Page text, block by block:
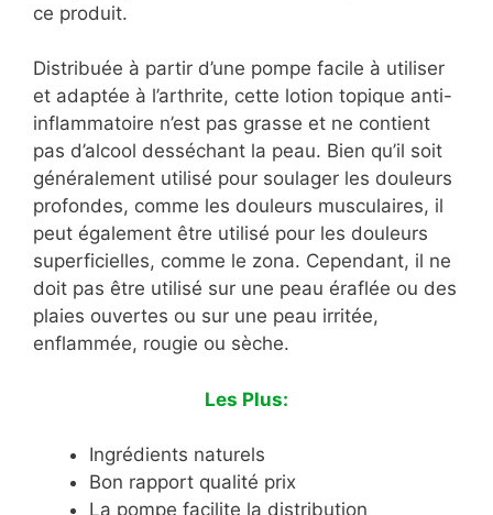
ce produit.
Distribuée à partir d’une pompe facile à utiliser
et adaptée à l’arthrite, cette lotion topique anti-
inflammatoire n’est pas grasse et ne contient
pas d’alcool desséchant la peau. Bien qu’il soit
généralement utilisé pour soulager les douleurs
profondes, comme les douleurs musculaires, il
peut également être utilisé pour les douleurs
superficielles, comme le zona. Cependant, il ne
doit pas être utilisé sur une peau éraflée ou des
plaies ouvertes ou sur une peau irritée,
enflammée, rougie ou sèche.
Les Plus:
Ingrédients naturels
Bon rapport qualité prix
La pompe facilite la distribution